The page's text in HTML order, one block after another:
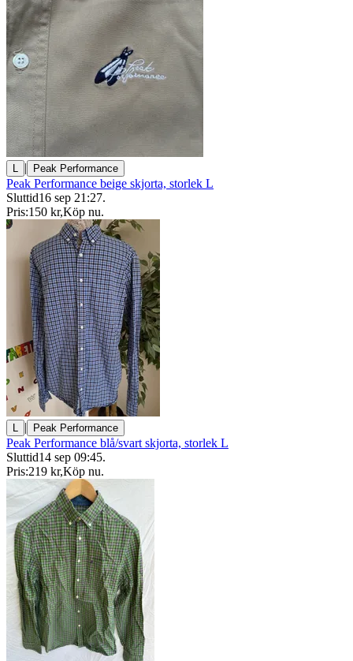
L | Peak Performance
Peak Performance beige skjorta, storlek L
Sluttid16 sep 21:27.
Pris:150 kr,Köp nu.
L | Peak Performance
Peak Performance blå/svart skjorta, storlek L
Sluttid14 sep 09:45.
Pris:219 kr,Köp nu.